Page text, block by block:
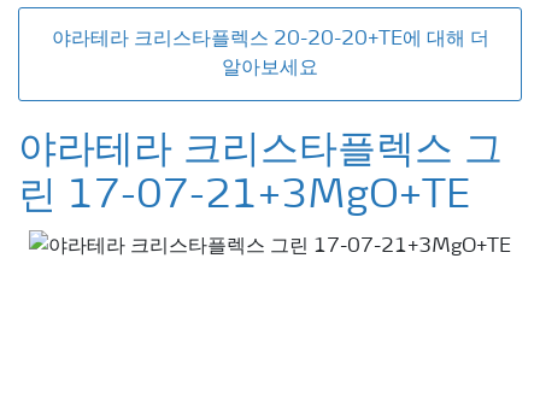
야라테라 크리스타플렉스 20-20-20+TE에 대해 더
알아보세요
야라테라 크리스타플렉스 그
린 17-07-21+3MgO+TE